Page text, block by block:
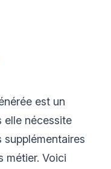
est un
elle nécessite
supplémentaires
métier. Voici